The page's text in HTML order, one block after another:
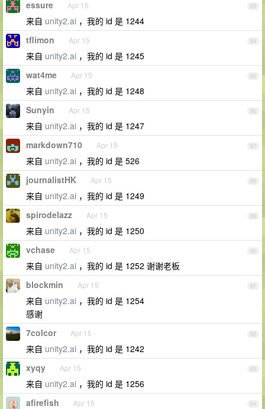
83
essure Apr 15
来自 unity2.ai ，我的 id 是 1244
84
tflimon Apr 15
来自 unity2.ai ，我的 id 是 1245
85
wat4me Apr 15
来自 unity2.ai ，我的 id 是 1248
86
Sunyin Apr 15
来自 unity2.ai ，我的 id 是 1247
87
markdown710 Apr 15
来自 unity2.ai ，我的 id 是 526
88
journalistHK Apr 15
来自 unity2.ai ，我的 id 是 1249
89
spirodelazz Apr 15
来自 unity2.ai ，我的 id 是 1250
90
vchase Apr 15
来自 unity2.ai ，我的 id 是 1252 谢谢老板
91
blockmin Apr 15
来自 unity2.ai ，我的 id 是 1254
感谢
92
7colcor Apr 15
来自 unity2.ai ，我的 id 是 1242
93
xyqy Apr 15
来自 unity2.ai ，我的 id 是 1256
94
afirefish Apr 15